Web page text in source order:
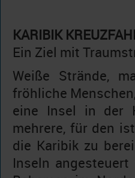
KARIBIK
Ein Ziel mit
Weiße Strände,
fröhliche
eine Insel in der
mehrere, für den
die Karibik zu
Inseln